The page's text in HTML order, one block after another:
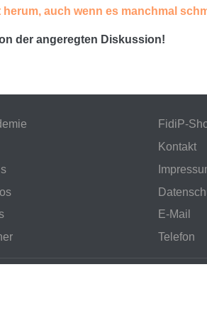
auch wenn es manchmal
der angeregten Diskussion!
FidiP-
Kontakt
E-Mail
Telefon